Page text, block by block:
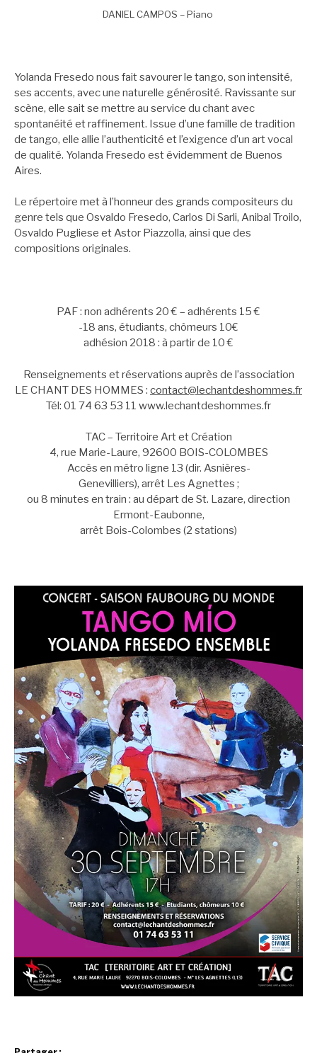
DANIEL CAMPOS – Piano
Yolanda Fresedo nous fait savourer le tango, son intensité,
ses accents, avec une naturelle générosité. Ravissante sur
scène, elle sait se mettre au service du chant avec
spontanéité et raffinement. Issue d’une famille de tradition
de tango, elle allie l’authenticité et l’exigence d’un art vocal
de qualité. Yolanda Fresedo est évidemment de Buenos
Aires.
Le répertoire met à l’honneur des grands compositeurs du
genre tels que Osvaldo Fresedo, Carlos Di Sarli, Anibal Troilo,
Osvaldo Pugliese et Astor Piazzolla, ainsi que des
compositions originales.
PAF : non adhérents 20 € – adhérents 15 €
-18 ans, étudiants, chômeurs 10€
adhésion 2018 : à partir de 10 €
Renseignements et réservations auprès de l’association
LE CHANT DES HOMMES : contact@lechantdeshommes.fr
Tél: 01 74 63 53 11 www.lechantdeshommes.fr
TAC – Territoire Art et Création
4, rue Marie-Laure, 92600 BOIS-COLOMBES
Accès en métro ligne 13 (dir. Asnières-
Genevilliers), arrêt Les Agnettes ;
ou 8 minutes en train : au départ de St. Lazare, direction
Ermont-Eaubonne,
arrêt Bois-Colombes (2 stations)